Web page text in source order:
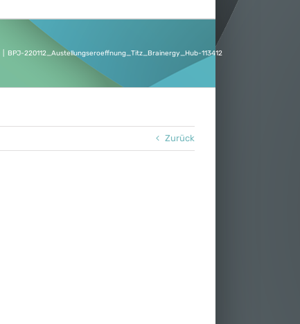
BPJ-220112_Austellungseroeffnung_Titz_Brainergy_Hub-113412
Zurück